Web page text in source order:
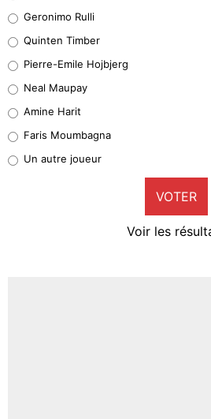
32%
5%
1%
9%
Geronimo Rulli
Quinten Timber
Pierre-Emile Hojbjerg
Neal Maupay
Amine Harit
Faris Moumbagna
Un autre joueur
VOTER
Voir les